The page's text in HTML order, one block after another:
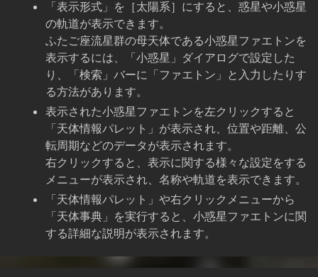
「表示形式」を［太陽系］にすると、惑星や小惑星
の軌道が表示できます。
ふたご座流星群の母天体である小惑星ファエトンを
表示するには、「小惑星」ダイアログで設定した
り、「検索」バーに「ファエトン」と入力したりす
る方法があります。
表示された小惑星ファエトンを左クリックすると
「天体情報パレット」が表示され、位置や距離、公
転周期などのデータが表示されます。
右クリックすると、表示に関する様々な設定をする
メニューが表示され、名称や軌道を表示できます。
「天体情報パレット」や右クリックメニューから
「天体事典」を実行すると、小惑星ファエトンに関
する詳細な説明が表示されます。